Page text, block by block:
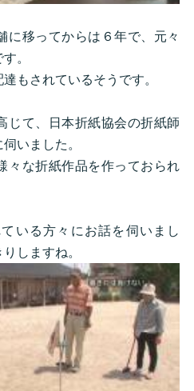
に移ってからは６年で、元々
。
もされているそうです。
じて、日本折紙協会の折紙師
いました。
々な折紙作品を作っておられ
いる方々にお話を伺いまし
しますね。